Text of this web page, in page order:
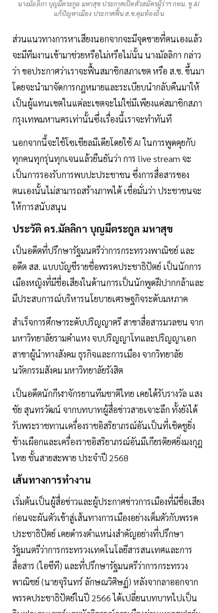
นางมัลลิกา บุญมีตระกูล มหาสุข ประกาศเปิดตัวสมัครผู้ว่าฯ กทม. ชู AI
แก้ปัญหาเมือง ประกาศฟื้น ส.ข.คุมท้องถิ่น
ส่วนแนวทางการหาเสียงนอกจากจะมีจุดขายที่ตนเองแล้ว
จะมีทีมงานเข้ามาช่วยหรือไม่หรือไม่นั้น นางมัลลิกา กล่าว
ว่า ขอประกาศว่าเราจะฟื้นสมาชิกสภาเขต หรือ ส.ข. ขึ้นมา
โดยจะนำมาจัดการกฎหมายและระเบียบนำกลับคืนมาให้
เป็นผู้แทนเขตในแต่ละเขตจะไม่ใช่มีเพียงแค่สมาชิกสภา
กรุงเทพมหานครเท่านั้นซึ่งเรื่องนี้เราจะทำทันที
นอกจากนี้จะใช้โซเชียลมีเดียโดยใช้ AI ในการพูดคุยกับ
ทุกคนทุกรุ่นทุกเจนแล้วยืนยันว่า การ live stream จะ
เป็นการรองรับการพบปะประชาชน ซึ่งการสื่อสารของ
ตนเองนั้นไม่สามารถสร้างภาพได้ เชื่อมั่นว่า ประชาชนจะ
ให้การสนับสนุน
ประวัติ ดร.มัลลิกา บุญมีตระกูล มหาสุข
เป็นอดีตที่ปรึกษารัฐมนตรีว่าการกระทรวงพาณิชย์ และ
อดีต สส. แบบบัญชีรายชื่อพรรคประชาธิปัตย์ เป็นนักการ
เมืองหญิงที่มีชื่อเสียงในด้านการเป็นนักพูดฝีปากกล้าและ
มีประสบการณ์บริหารนโยบายเศรษฐกิจระดับมหภาค
สำเร็จการศึกษาระดับปริญญาตรี สาขาสื่อสารมวลชน จาก
มหาวิทยาลัยรามคำแหง จบปริญญาโทและปริญญาเอก
สาขาผู้นำทางสังคม ธุรกิจและการเมือง จากวิทยาลัย
นวัตกรรมสังคม มหาวิทยาลัยรังสิต
เป็นอดีตนักกีฬาจักรยานทีมชาติไทย เคยได้รับรางวัล แสง
ชัย สุนทรวัฒน์ จากบทบาทผู้สื่อข่าวสายเจาะลึก ทั้งยังได้
รับพระราชทานเครื่องราชอิสริยาภรณ์อันเป็นที่เชิดชูยิ่ง
ช้างเผือกและเครื่องราชอิสริยาภรณ์อันมีเกียรติยศยิ่งมงกุฎ
ไทย ชั้นสายสะพาย ประจำปี 2568
เส้นทางการทำงาน
เริ่มต้นเป็นผู้สื่อข่าวและผู้ประกาศข่าวการเมืองที่มีชื่อเสียง
ก่อนจะผันตัวเข้าสู่เส้นทางการเมืองอย่างเต็มตัวกับพรรค
ประชาธิปัตย์ เคยดำรงตำแหน่งสำคัญอย่างที่ปรึกษา
รัฐมนตรีว่าการกระทรวงเทคโนโลยีสารสนเทศและการ
สื่อสาร (ไอซีที) และที่ปรึกษารัฐมนตรีว่าการกระทรวง
พาณิชย์ (นายจุรินทร์ ลักษณวิศิษฏ์) หลังจากลาออกจาก
พรรคประชาธิปัตย์ในปี 2566 ได้เปลี่ยนบทบาทไปเป็น